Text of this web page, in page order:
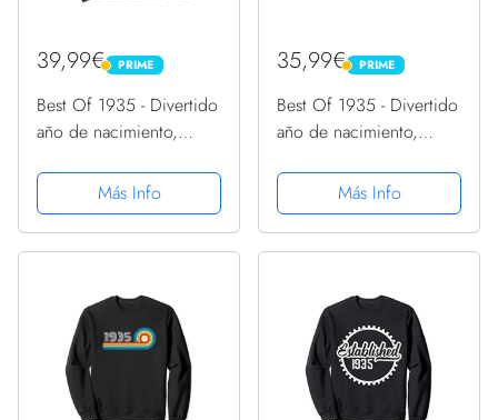
39,99€ PRIME
PRIME
Best Of 1935 - Divertido
año de nacimiento,
cumpleaños 1935
Sudadera con Capucha
Más Info
35,99€ PRIME
PRIME
Best Of 1935 - Divertido
año de nacimiento,
cumpleaños 1935
Sudadera
Más Info